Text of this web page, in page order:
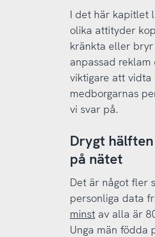
I det här kapitlet
olika attityder
kränkta eller bryr
anpassad
viktigare att
medborgarnas
vi svar på.
Drygt
på nätet
Det är något fler
personliga data
minstav alla är
Unga män födda